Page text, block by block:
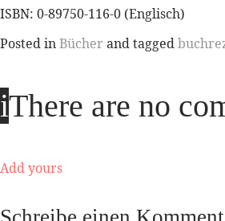
ISBN: 0-89750-116-0 (Englisch)
Posted inBücher and tagged
iThere are no
Add yours